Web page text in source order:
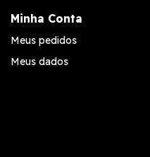
Minha Conta
Meus pedidos
Meus dados